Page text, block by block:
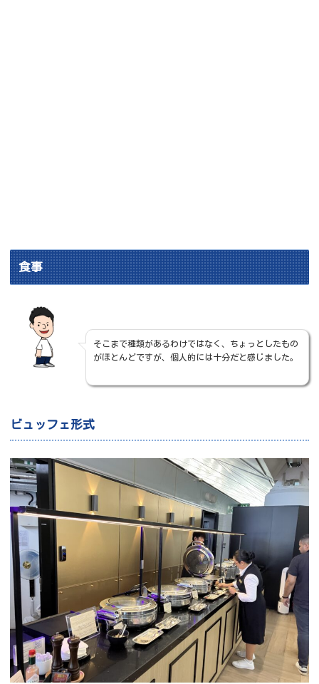
食事
そこまで種類があるわけではなく、ちょっとしたもの
がほとんどですが、個人的には十分だと感じました。
ビュッフェ形式